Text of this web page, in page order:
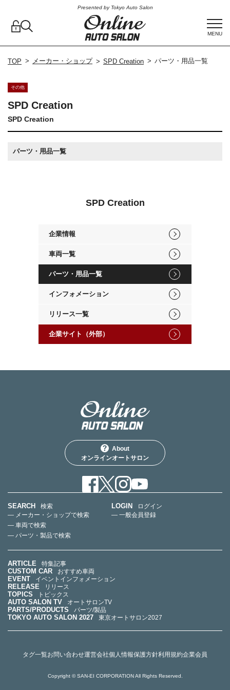
Presented by Tokyo Auto Salon
MENU
TOP メーカー・ショップ SPD Creation パーツ・用品一覧
その他
SPD Creation
SPD Creation
パーツ・用品一覧
SPD Creation
企業情報
車両一覧
パーツ・用品一覧
インフォメーション
リリース一覧
企業サイト（外部）
About
オンラインオートサロン
SEARCH
検索
— メーカー・ショップで検索
— 車両で検索
— パーツ・製品で検索
LOGIN
ログイン
— 一般会員登録
ARTICLE 特集記事
CUSTOM CAR おすすめ車両
EVENT イベントインフォメーション
RELEASE リリース
TOPICS トピックス
AUTO SALON TV オートサロンTV
PARTS/PRODUCTS パーツ/製品
TOKYO AUTO SALON 2027 東京オートサロン2027
タグ一覧お問い合わせ運営会社個人情報保護方針利用規約企業会員
Copyright © SAN-EI CORPORATION All Rights Reserved.